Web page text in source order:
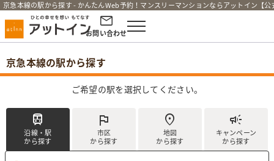
京急本線の駅から探す - かんたんWeb予約！マンスリーマンションならアットイン【公
お問い合わせ
京急本線の駅から探す
ご希望の駅を選択してください。
train
沿線・駅
から探す
flag
市区
から探す
location_on
地図
から探す
campaign
キャンペーン
から探す